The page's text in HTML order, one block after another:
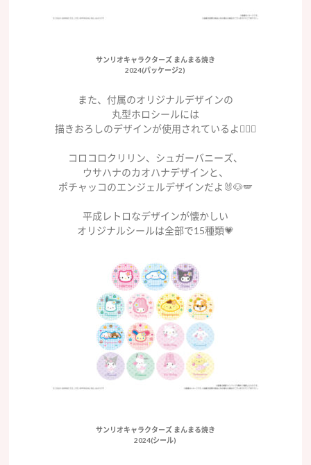
サンリオキャラクターズ まんまる焼き
2024(パッケージ2)
また、付属のオリジナルデザインの
丸型ホロシールには
描きおろしのデザインが使用されているよ🧏🏻‍♀️
コロコロクリリン、シュガーバニーズ、
ウサハナのカオハナデザインと、
ポチャッコのエンジェルデザインだよ🐰🐶🪽
平成レトロなデザインが懐かしい
オリジナルシールは全部で15種類💗
サンリオキャラクターズ まんまる焼き
2024(シール)